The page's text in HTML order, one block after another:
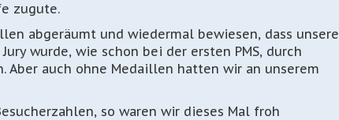
zugute.
abgeräumt und wiedermal bewiesen, dass unsere
wurde, wie schon bei der ersten PMS, durch
Aber auch ohne Medaillen hatten wir an unserem
so waren wir dieses Mal froh